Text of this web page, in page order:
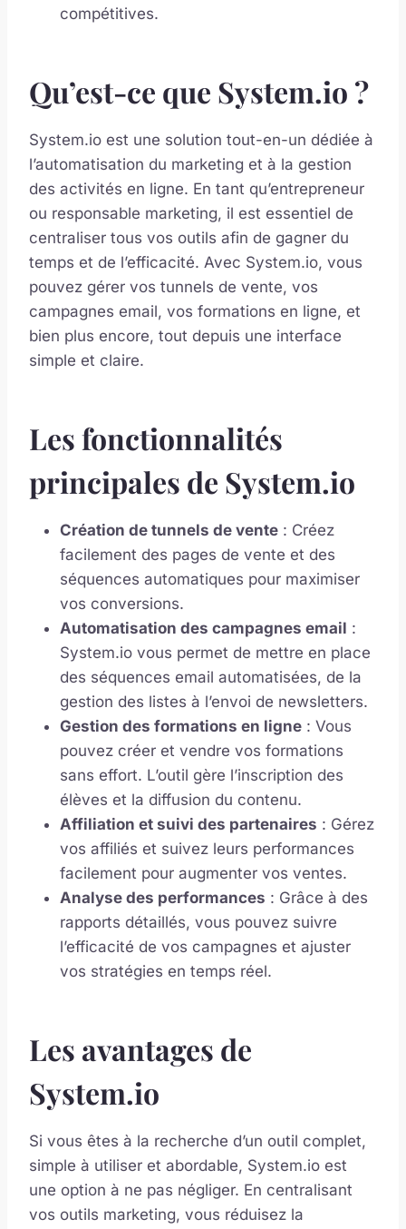
compétitives.
Qu’est-ce que System.io ?
System.io est une solution tout-en-un dédiée à
l’automatisation du marketing et à la gestion
des activités en ligne. En tant qu’entrepreneur
ou responsable marketing, il est essentiel de
centraliser tous vos outils afin de gagner du
temps et de l’efficacité. Avec System.io, vous
pouvez gérer vos tunnels de vente, vos
campagnes email, vos formations en ligne, et
bien plus encore, tout depuis une interface
simple et claire.
Les fonctionnalités
principales de System.io
Création de tunnels de vente : Créez
facilement des pages de vente et des
séquences automatiques pour maximiser
vos conversions.
Automatisation des campagnes email :
System.io vous permet de mettre en place
des séquences email automatisées, de la
gestion des listes à l’envoi de newsletters.
Gestion des formations en ligne : Vous
pouvez créer et vendre vos formations
sans effort. L’outil gère l’inscription des
élèves et la diffusion du contenu.
Affiliation et suivi des partenaires : Gérez
vos affiliés et suivez leurs performances
facilement pour augmenter vos ventes.
Analyse des performances : Grâce à des
rapports détaillés, vous pouvez suivre
l’efficacité de vos campagnes et ajuster
vos stratégies en temps réel.
Les avantages de
System.io
Si vous êtes à la recherche d’un outil complet,
simple à utiliser et abordable, System.io est
une option à ne pas négliger. En centralisant
vos outils marketing, vous réduisez la